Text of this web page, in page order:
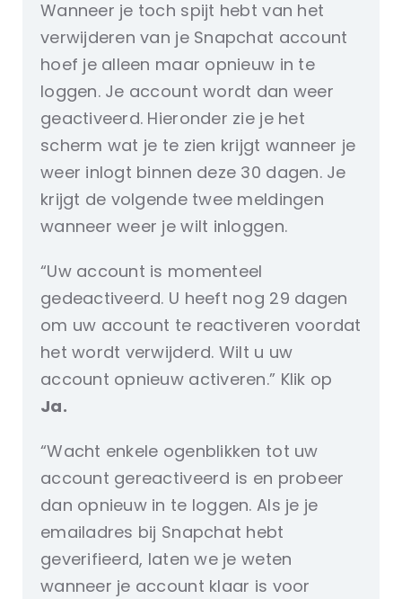
Wanneer je toch spijt hebt van het
verwijderen van je Snapchat account
hoef je alleen maar opnieuw in te
loggen. Je account wordt dan weer
geactiveerd. Hieronder zie je het
scherm wat je te zien krijgt wanneer je
weer inlogt binnen deze 30 dagen. Je
krijgt de volgende twee meldingen
wanneer weer je wilt inloggen.
“Uw account is momenteel
gedeactiveerd. U heeft nog 29 dagen
om uw account te reactiveren voordat
het wordt verwijderd. Wilt u uw
account opnieuw activeren.” Klik op
Ja.
“Wacht enkele ogenblikken tot uw
account gereactiveerd is en probeer
dan opnieuw in te loggen. Als je je
emailadres bij Snapchat hebt
geverifieerd, laten we je weten
wanneer je account klaar is voor